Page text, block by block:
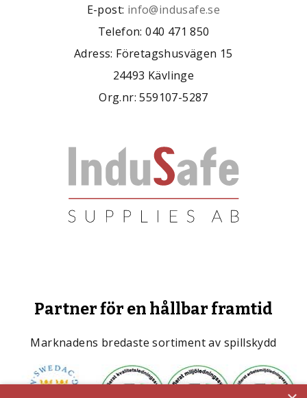
E-post: info@indusafe.se
Telefon: 040 471 850
Adress: Företagshusvägen 15
24493 Kävlinge
Org.nr: 559107-5287
Partner för en hållbar framtid
Marknadens bredaste sortiment av spillskydd